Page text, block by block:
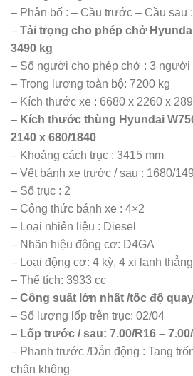
– Phân bố : – Cầu trước – Cầu sau
– Tải trọng cho phép chở
3490 kg
– Số người cho phép chở : 3 người
– Trọng lượng toàn bộ: 7200 kg
– Kích thước xe : 6680 x 2260 x
– Kích thước thùng Hyundai
2140 x 680/1840
– Khoảng cách trục : 3415 mm
– Vết bánh xe trước / sau : 1680/
– Số trục : 2
– Công thức bánh xe : 4×2
– Loại nhiên liệu : Diesel
– Nhãn hiệu động cơ: D4GA
– Loại động cơ: 4 kỳ, 4 xi lanh
– Thể tích: 3933 cc
– Công suất lớn nhất /tốc độ
– Số lượng lốp trên trục: 02/04
– Lốp trước / sau: 7.00/R16 –
– Phanh trước /Dẫn động : Tang
chân không